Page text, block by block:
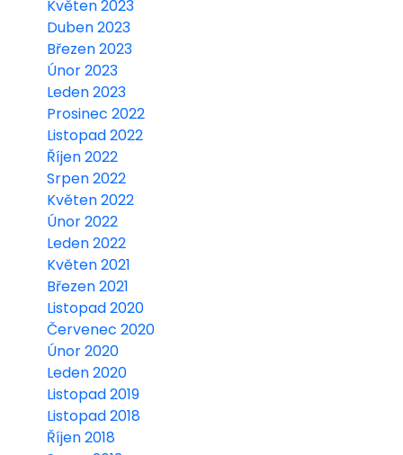
Květen 2023
Duben 2023
Březen 2023
Únor 2023
Leden 2023
Prosinec 2022
Listopad 2022
Říjen 2022
Srpen 2022
Květen 2022
Únor 2022
Leden 2022
Květen 2021
Březen 2021
Listopad 2020
Červenec 2020
Únor 2020
Leden 2020
Listopad 2019
Listopad 2018
Říjen 2018